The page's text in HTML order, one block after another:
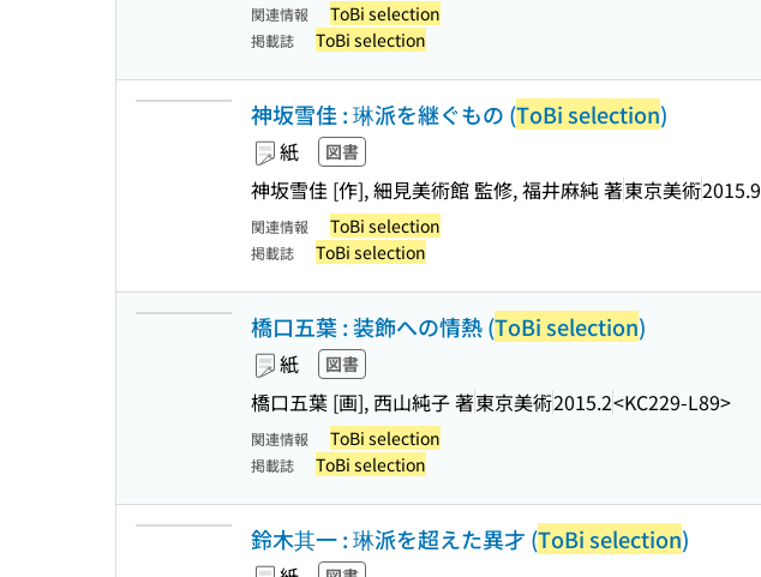
関連情報 ToBi selection
掲載誌 ToBi selection
神坂雪佳 : 琳派を継ぐもの (ToBi selection)
紙 図書
神坂雪佳 [作], 細見美術館 監修, 福井麻純 著東京美術2015.9
関連情報 ToBi selection
掲載誌 ToBi selection
橋口五葉 : 装飾への情熱 (ToBi selection)
紙 図書
橋口五葉 [画], 西山純子 著東京美術2015.2<KC229-L89>
関連情報 ToBi selection
掲載誌 ToBi selection
鈴木其一 : 琳派を超えた異才 (ToBi selection)